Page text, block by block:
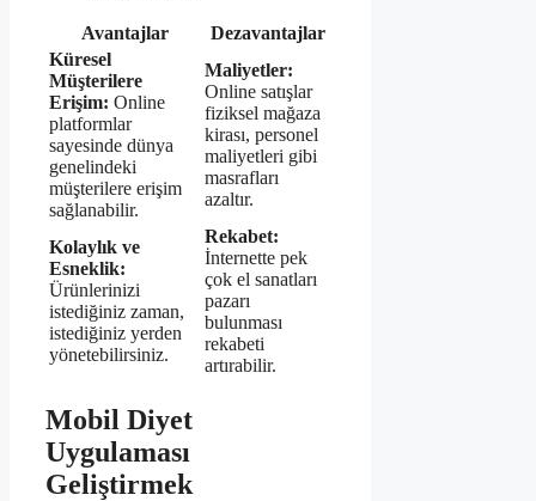
Avantajlar
Dezavantajlar
Küresel
Müşterilere
Erişim: Online
platformlar
sayesinde dünya
genelindeki
müşterilere erişim
sağlanabilir.
Maliyetler:
Online satışlar
fiziksel mağaza
kirası, personel
maliyetleri gibi
masrafları
azaltır.
Kolaylık ve
Esneklik:
Ürünlerinizi
istediğiniz zaman,
istediğiniz yerden
yönetebilirsiniz.
Rekabet:
İnternette pek
çok el sanatları
pazarı
bulunması
rekabeti
artırabilir.
Mobil Diyet
Uygulaması
Geliştirmek